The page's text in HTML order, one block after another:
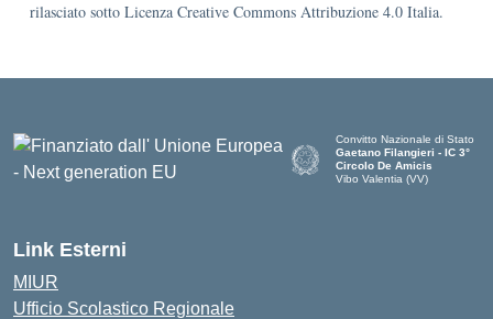
rilasciato sotto Licenza Creative Commons Attribuzione 4.0 Italia.
Convitto Nazionale di Stato
Gaetano Filangieri - IC 3°
Circolo De Amicis
Vibo Valentia (VV)
Link Esterni
MIUR
Ufficio Scolastico Regionale